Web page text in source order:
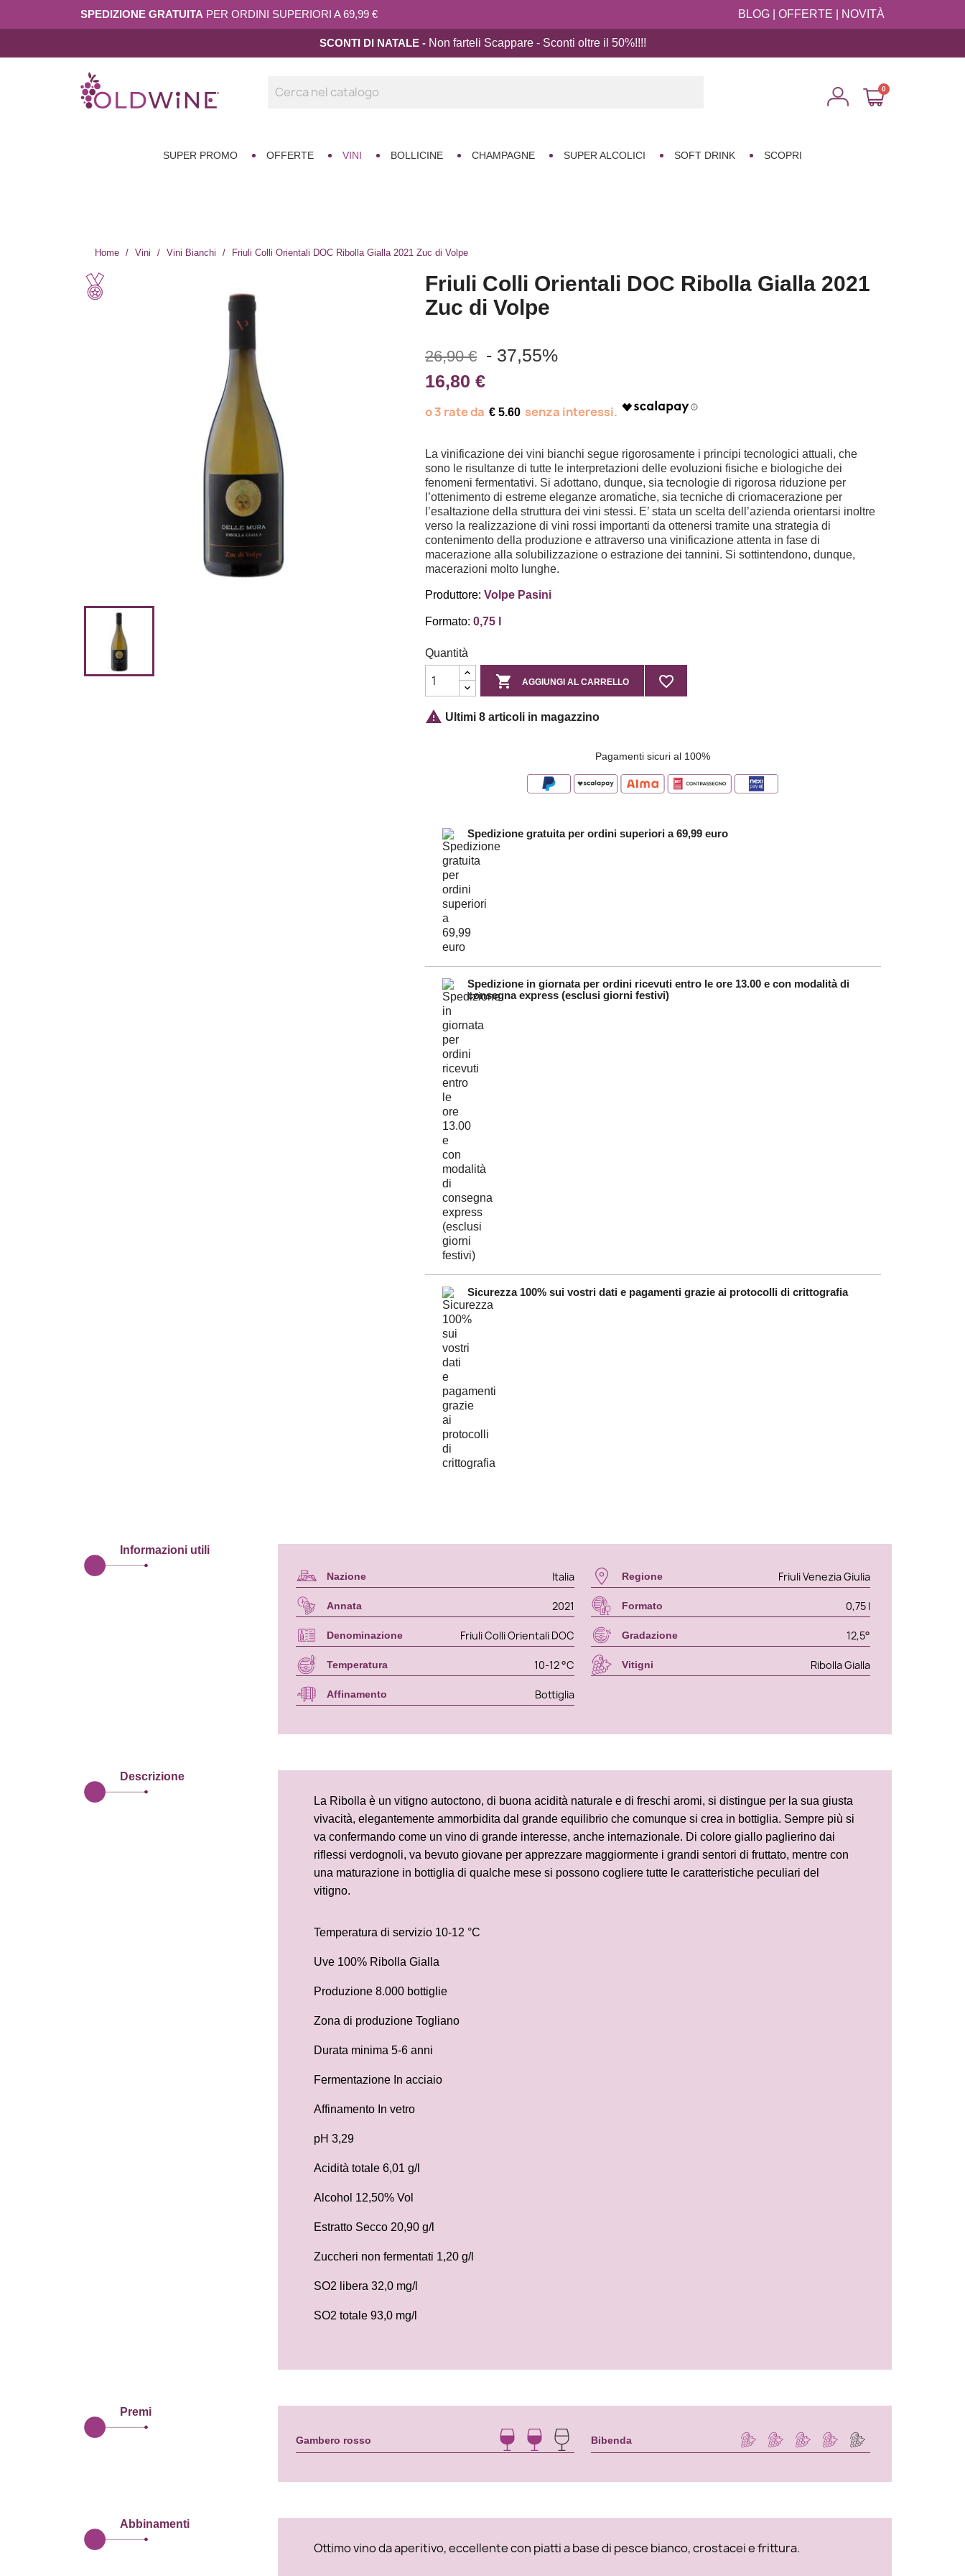
SPEDIZIONE GRATUITA PER ORDINI SUPERIORI A 69,99 € BLOG| OFFERTE NOVITÀ
SCONTI DI NATALE - Non farteli Scappare - Sconti oltre il 50%!!!!
SUPER PROMO OFFERTE VINI BOLLICINE CHAMPAGNE SUPER ALCOLICI SOFT DRINK SCOPRI
Home Vini Vini Bianchi Friuli Colli Orientali DOC Ribolla Gialla 2021 Zuc di Volpe
Friuli Colli Orientali DOC Ribolla Gialla 2021
Zuc di Volpe
26,90 € - 37,55%
16,80 €
€ 5.60
La vinificazione dei vini bianchi segue rigorosamente i principi tecnologici attuali, che
sono le risultanze di tutte le interpretazioni delle evoluzioni fisiche e biologiche dei
fenomeni fermentativi. Si adottano, dunque, sia tecnologie di rigorosa riduzione per
l’ottenimento di estreme eleganze aromatiche, sia tecniche di criomacerazione per
l’esaltazione della struttura dei vini stessi. E’ stata un scelta dell’azienda orientarsi inoltre
verso la realizzazione di vini rossi importanti da ottenersi tramite una strategia di
contenimento della produzione e attraverso una vinificazione attenta in fase di
macerazione alla solubilizzazione o estrazione dei tannini. Si sottintendono, dunque,
macerazioni molto lunghe.
Produttore: Volpe Pasini
Formato: 0,75 l
Quantità
 AGGIUNGI AL CARRELLO favorite_border
 Ultimi 8 articoli in magazzino
Pagamenti sicuri al 100%
Spedizione gratuita per ordini superiori a 69,99 euro
Spedizione in giornata per ordini ricevuti entro le ore 13.00 e con modalità di
consegna express (esclusi giorni festivi)
Sicurezza 100% sui vostri dati e pagamenti grazie ai protocolli di crittografia
Informazioni utili
Nazione Italia Regione Friuli Venezia Giulia
Annata 2021 Formato 0,75 l
Denominazione Friuli Colli Orientali DOC Gradazione 12,5°
Temperatura 10-12 °C Vitigni Ribolla Gialla
Affinamento Bottiglia
Descrizione
La Ribolla è un vitigno autoctono, di buona acidità naturale e di freschi aromi, si distingue per la sua giusta
vivacità, elegantemente ammorbidita dal grande equilibrio che comunque si crea in bottiglia. Sempre più si
va confermando come un vino di grande interesse, anche internazionale. Di colore giallo paglierino dai
riflessi verdognoli, va bevuto giovane per apprezzare maggiormente i grandi sentori di fruttato, mentre con
una maturazione in bottiglia di qualche mese si possono cogliere tutte le caratteristiche peculiari del
vitigno.
Temperatura di servizio 10-12 °C
Uve 100% Ribolla Gialla
Produzione 8.000 bottiglie
Zona di produzione Togliano
Durata minima 5-6 anni
Fermentazione In acciaio
Affinamento In vetro
pH 3,29
Acidità totale 6,01 g/l
Alcohol 12,50% Vol
Estratto Secco 20,90 g/l
Zuccheri non fermentati 1,20 g/l
SO2 libera 32,0 mg/l
SO2 totale 93,0 mg/l
Premi
Gambero rosso Bibenda
Abbinamenti
Ottimo vino da aperitivo, eccellente con piatti a base di pesce bianco, crostacei e frittura.